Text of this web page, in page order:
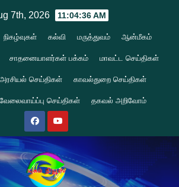
7th, 2026 11:04:36 AM
நிகழ்வுகள் கல்வி மருத்துவம் ஆன்மீகம்
சாதனையாளர்கள் பக்கம் மாவட்ட செய்திகள்
அரசியல் செய்திகள் காவல்துறை செய்திகள்
வேலைவாய்ப்பு செய்திகள் தகவல் அறிவோம்